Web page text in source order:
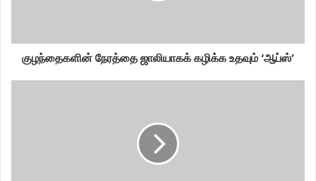
குழந்தைகளின் நேரத்தை ஜாலியாகக் கழிக்க உதவும் ‘ஆப்ஸ்’